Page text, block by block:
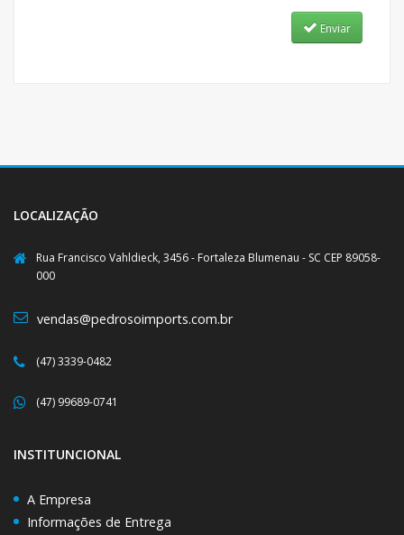
Enviar
LOCALIZAÇÃO
Rua Francisco Vahldieck, 3456 - Fortaleza Blumenau - SC CEP 89058-
000
vendas@pedrosoimports.com.br
(47) 3339-0482
(47) 99689-0741
INSTITUNCIONAL
A Empresa
Informações de Entrega